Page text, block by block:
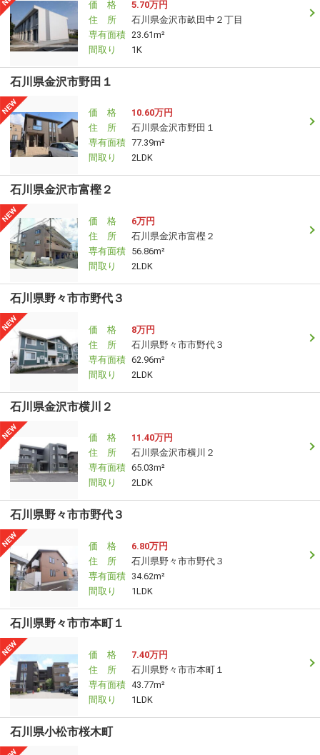
価 格
5.70万円
住 所
石川県金沢市畝田中２丁目
専有面積 23.61m²
間取り
1K
石川県金沢市野田１
価 格
10.60万円
住 所
石川県金沢市野田１
専有面積 77.39m²
間取り
2LDK
石川県金沢市富樫２
価 格
6万円
住 所
石川県金沢市富樫２
専有面積 56.86m²
間取り
2LDK
石川県野々市市野代３
価 格
8万円
住 所
石川県野々市市野代３
専有面積 62.96m²
間取り
2LDK
石川県金沢市横川２
価 格
11.40万円
住 所
石川県金沢市横川２
専有面積 65.03m²
間取り
2LDK
石川県野々市市野代３
価 格
6.80万円
住 所
石川県野々市市野代３
専有面積 34.62m²
間取り
1LDK
石川県野々市市本町１
価 格
7.40万円
住 所
石川県野々市市本町１
専有面積 43.77m²
間取り
1LDK
石川県小松市桜木町